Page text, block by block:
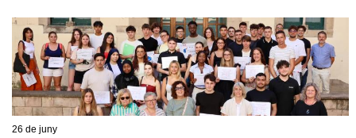
26 de juny